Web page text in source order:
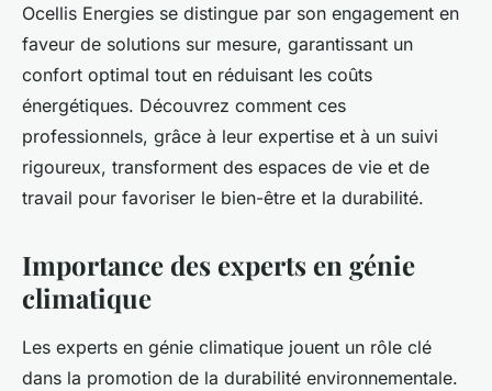
Ocellis Energies se distingue par son engagement en
faveur de solutions sur mesure, garantissant un
confort optimal tout en réduisant les coûts
énergétiques. Découvrez comment ces
professionnels, grâce à leur expertise et à un suivi
rigoureux, transforment des espaces de vie et de
travail pour favoriser le bien-être et la durabilité.
Importance des experts en génie
climatique
Les experts en génie climatique jouent un rôle clé
dans la promotion de la durabilité environnementale.